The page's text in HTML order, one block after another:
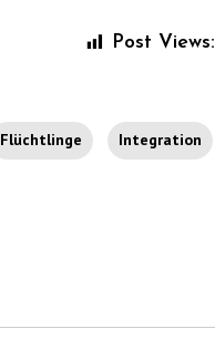
Post Views:
Flüchtlinge Integration